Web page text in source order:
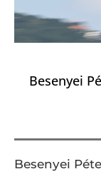
Besenyei
Besenyei